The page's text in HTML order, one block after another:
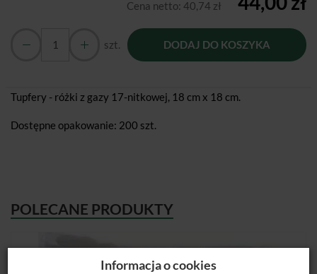
Cena netto: 40,74 zł
szt. DODAJ DO KOSZYKA
Tupfery - różki z gazy 17-nitkowej, 18 cm x 18 cm.
Dostępne opakowanie: 200 szt.
POLECANE PRODUKTY
Informacja o cookies